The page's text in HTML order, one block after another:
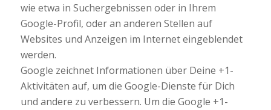
wie etwa in Suchergebnissen oder in Ihrem
Google-Profil, oder an anderen Stellen auf
Websites und Anzeigen im Internet eingeblendet
werden.
Google zeichnet Informationen über Deine +1-
Aktivitäten auf, um die Google-Dienste für Dich
und andere zu verbessern. Um die Google +1-